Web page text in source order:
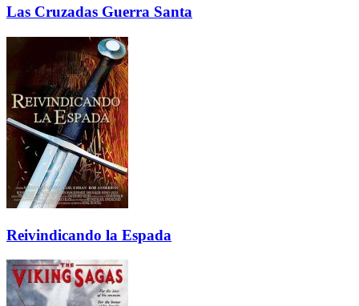
Las Cruzadas Guerra Santa
Reivindicando la Espada